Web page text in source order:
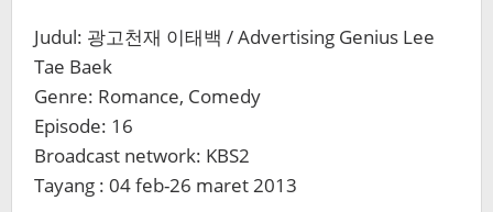
Judul: 광고천재 이태백 / Advertising Genius Lee
Tae Baek
Genre: Romance, Comedy
Episode: 16
Broadcast network: KBS2
Tayang : 04 feb-26 maret 2013